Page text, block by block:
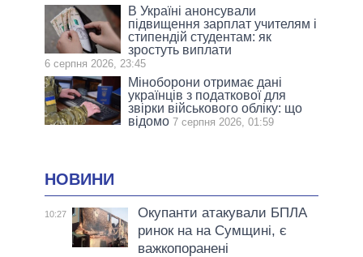
В Україні анонсували
підвищення зарплат учителям і
стипендій студентам: як
зростуть виплати
6 серпня 2026, 23:45
Міноборони отримає дані
українців з податкової для
звірки військового обліку: що
відомо 7 серпня 2026, 01:59
НОВИНИ
10:27
Окупанти атакували БПЛА
ринок на на Сумщині, є
важкопоранені